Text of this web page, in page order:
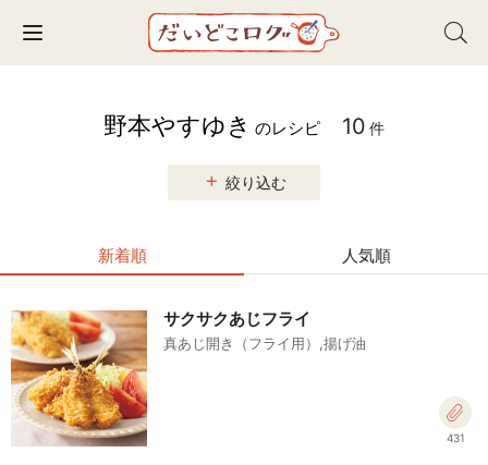
Toggle navigation
野本やすゆき のレシピ 10 件
絞り込む
新着順 人気順
サクサクあじフライ
真あじ開き（フライ用）,揚げ油
431